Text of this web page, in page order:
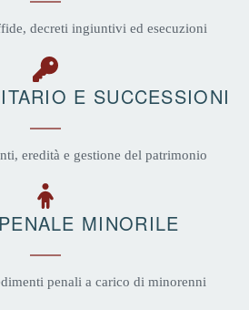
decreti ingiuntivi ed esecuzioni
E SUCCESSIONI
eredità e gestione del patrimonio
MINORILE
penali a carico di minorenni